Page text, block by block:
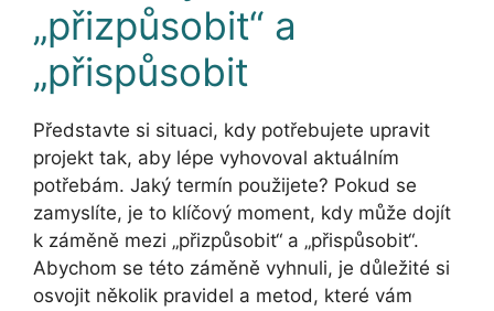
„přizpůsobit“ a
„přispůsobit
Představte si situaci, kdy potřebujete upravit
projekt tak, aby lépe vyhovoval aktuálním
potřebám. Jaký termín použijete? Pokud se
zamyslíte, je to klíčový moment, kdy může dojít
k záměně mezi „přizpůsobit“ a „přispůsobit“.
Abychom se této záměně vyhnuli, je důležité si
osvojit několik pravidel a metod, které vám